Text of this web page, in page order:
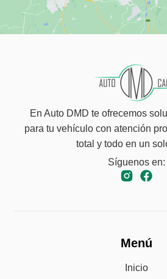
En Auto DMD te ofrecemos
para tu vehículo con atención
total y todo en un
Síguenos en:
Menú
Inicio